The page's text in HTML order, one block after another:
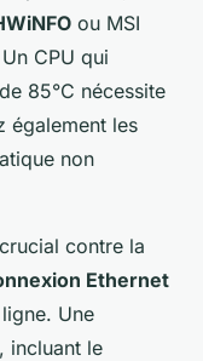
ou MSI
CPU qui
85°C nécessite
également les
non
contre la
Ethernet
Une
incluant le